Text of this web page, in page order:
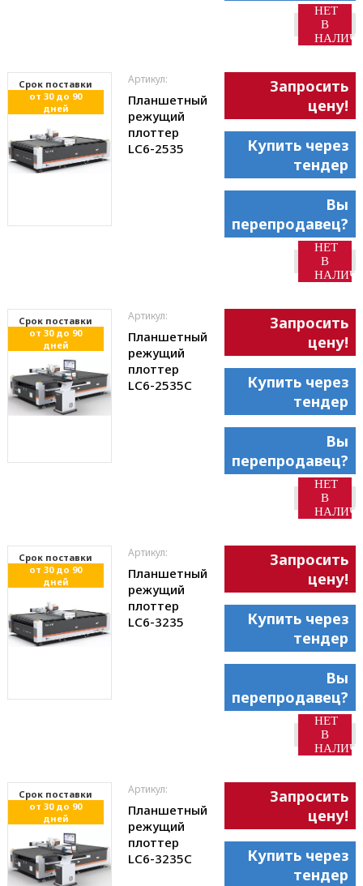
НЕТ
В
Cрок поставки
от 30 до 90
дней
Артикул:
Планшетный
режущий
плоттер
LC6-2535
Запросить
цену!
Купить через
тендер
Вы
перепродавец?
НЕТ
В
Cрок поставки
от 30 до 90
дней
Артикул:
Планшетный
режущий
плоттер
LC6-2535С
Запросить
цену!
Купить через
тендер
Вы
перепродавец?
НЕТ
В
Cрок поставки
от 30 до 90
дней
Артикул:
Планшетный
режущий
плоттер
LC6-3235
Запросить
цену!
Купить через
тендер
Вы
перепродавец?
НЕТ
В
Cрок поставки
от 30 до 90
дней
Артикул:
Планшетный
режущий
плоттер
LC6-3235С
Запросить
цену!
Купить через
тендер